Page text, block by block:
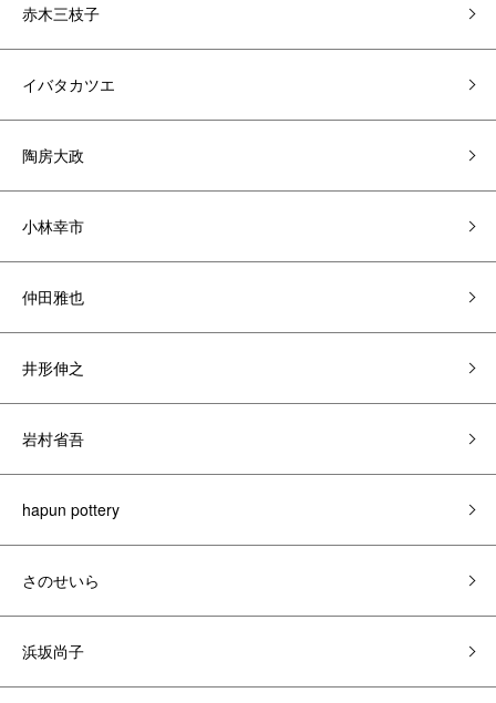
赤木三枝子
イバタカツエ
陶房大政
小林幸市
仲田雅也
井形伸之
岩村省吾
hapun pottery
さのせいら
浜坂尚子